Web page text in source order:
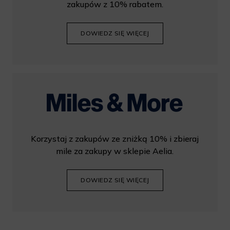
zakupów z 10% rabatem.
DOWIEDZ SIĘ WIĘCEJ
Korzystaj z zakupów ze zniżką 10% i zbieraj
mile za zakupy w sklepie Aelia.
DOWIEDZ SIĘ WIĘCEJ